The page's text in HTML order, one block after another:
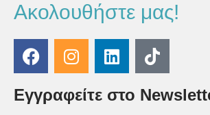
Ακολουθήστε μας!
Εγγραφείτε στο